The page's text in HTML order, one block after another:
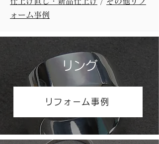
ォーム事例
リング
リフォーム事例